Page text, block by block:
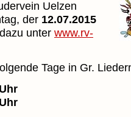
Uelzen
der 12.07.2015
unter www.rv-
Tage in Gr.